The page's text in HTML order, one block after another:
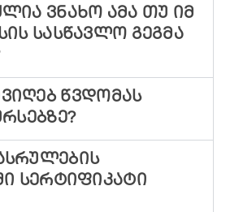
ვნახო ამა თუ იმ
სასწავლო გეგმა
წვდომას
სერტიფიკატი